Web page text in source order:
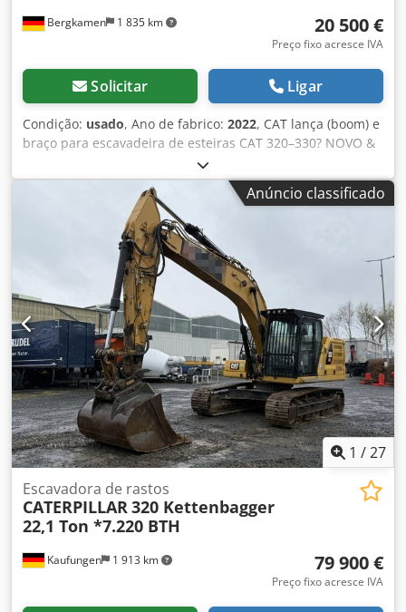
Bergkamen 1 835 km 20 500 €
Preço fixo acresce IVA
Solicitar Ligar
Condição: usado, Ano de fabrico: 2022, CAT lança (boom) e
braço para escavadeira de esteiras CAT 320–330? NOVO &
sem uso À venda um lança (boom) original CAT compatível
com escavadeiras de esteiras das séries CAT 320 a CAT
330. O lança está novo de fábrica e nunca foi utilizado. É
vendido completo, incluindo tubulações hidráulicas e
cilindro de elevação, pronto para uso imediato. Detalhes: *
Lança original CAT * Compatível com CAT 320–330
(dependendo da versão) * Novo, sem uso * Inclui cilindro
de elevação * Tubulações hidráulicas já instaladas *
Disponível imediatamente Ideal como peça de reposição
ou para conversão/reparação de escavadeiras. Credpfx
Ajziyb Dol Ijf
Anúncio classificado
1 /27
Kaufungen 1 913 km
Escavadora de rastos
CATERPILLAR 320 Kettenbagger
22,1 Ton *7.220 BTH
79 900 €
Preço fixo acresce IVA